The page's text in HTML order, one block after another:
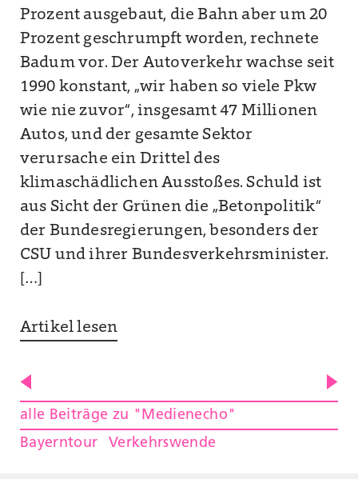
Prozent ausgebaut, die Bahn aber um 20
Prozent geschrumpft worden, rechnete
Badum vor. Der Autoverkehr wachse seit
1990 konstant, „wir haben so viele Pkw
wie nie zuvor“, insgesamt 47 Millionen
Autos, und der gesamte Sektor
verursache ein Drittel des
klimaschädlichen Ausstoßes. Schuld ist
aus Sicht der Grünen die „Betonpolitik“
der Bundesregierungen, besonders der
CSU und ihrer Bundesverkehrsminister.
[…]
Artikel lesen
alle Beiträge zu "Medienecho"
Bayerntour
Verkehrswende